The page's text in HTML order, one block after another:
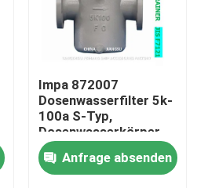
Impa 872007
Dosenwasserfilter 5k-
100a S-Typ,
Dosenwasserkörper,
Gusseisenfilter,
Edelstahl
Anfrage absenden